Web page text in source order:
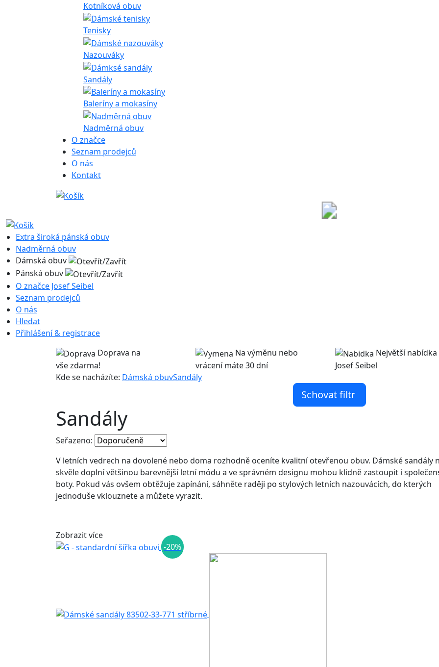
Kotníková obuv
Tenisky
Nazouváky
Sandály
Baleríny a mokasíny
Nadměrná obuv
O značce
Seznam prodejců
O nás
Kontakt
Extra široká pánská obuv
Nadměrná obuv
Dámská obuv
Pánská obuv
O značce Josef Seibel
Seznam prodejců
O nás
Hledat
Přihlášení & registrace
Doprava na
vše zdarma!
Na výměnu nebo
vrácení máte 30 dní
Největší
Josef Seibel
Kde se nacházíte: Dámská obuvSandály
Schovat filtr
Sandály
Seřazeno:
V letních vedrech na dovolené nebo doma rozhodně oceníte kvalitní otevřenou obuv. Dámské sandály
skvěle doplní většinou barevnější letní módu a ve správném designu mohou klidně zastoupit i
boty. Pokud vás ovšem obtěžuje zapínání, sáhněte raději po stylových letních nazouvácích, do kterých
jednoduše vklouznete a můžete vyrazit.
Zobrazit více
-20%